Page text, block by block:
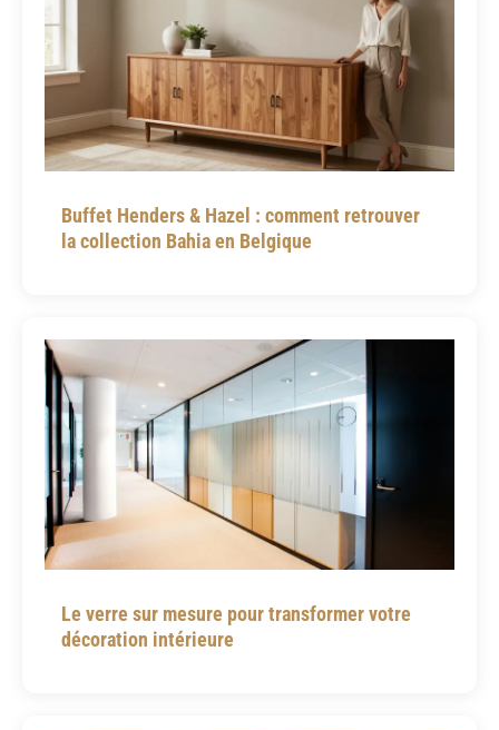
Buffet Henders & Hazel : comment retrouver
la collection Bahia en Belgique
Le verre sur mesure pour transformer votre
décoration intérieure